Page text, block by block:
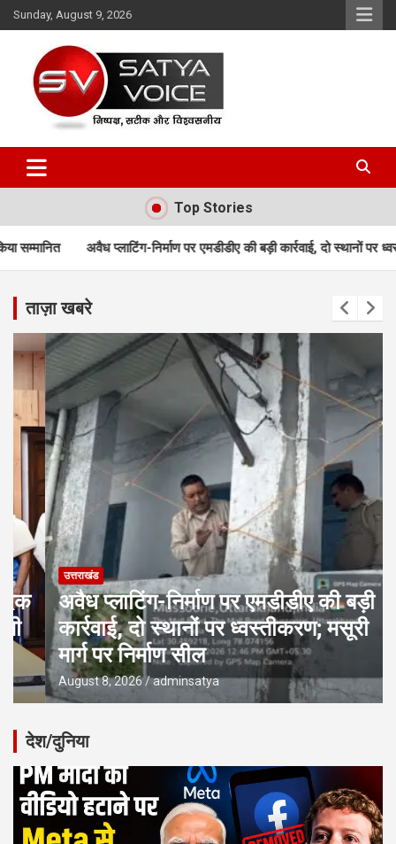
Skip
to
Sunday, August 9, 2026
Satya Voice
Top Stories
निर्माण पर एमडीडीए की बड़ी कार्रवाई, दो स्थानों पर ध्वस्तीकरण; मसूरी मार्ग पर
ताज़ा खबरे
उत्तराखंड
अवैध प्लाटिंग-निर्माण पर एमडीडीए की बड़ी
कार्रवाई, दो स्थानों पर ध्वस्तीकरण; मसूरी
मार्ग पर निर्माण सील
August 8, 2026 adminsatya
देश/दुनिया